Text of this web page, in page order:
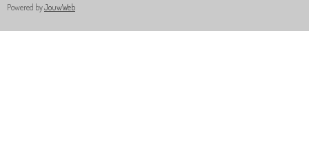
Powered byJouwWeb